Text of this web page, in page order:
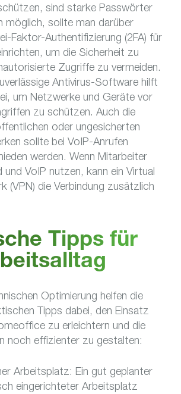
sind starke Passwörter
möglich, sollte man darüber
Faktor-Authentifizierung (2FA) für
um die Sicherheit zu
Zugriffe zu vermeiden.
Antivirus-Software hilft
um Netzwerke und Geräte vor
zu schützen. Auch die
oder ungesicherten
sollte bei VoIP-Anrufen
werden. Wenn Mitarbeiter
und VoIP nutzen, kann ein Virtual
(VPN) die Verbindung zusätzlich
Tipps für
Optimierung helfen die
Tipps dabei, den Einsatz
zu erleichtern und die
noch effizienter zu gestalten:
Arbeitsplatz: Ein gut geplanter
eingerichteter Arbeitsplatz